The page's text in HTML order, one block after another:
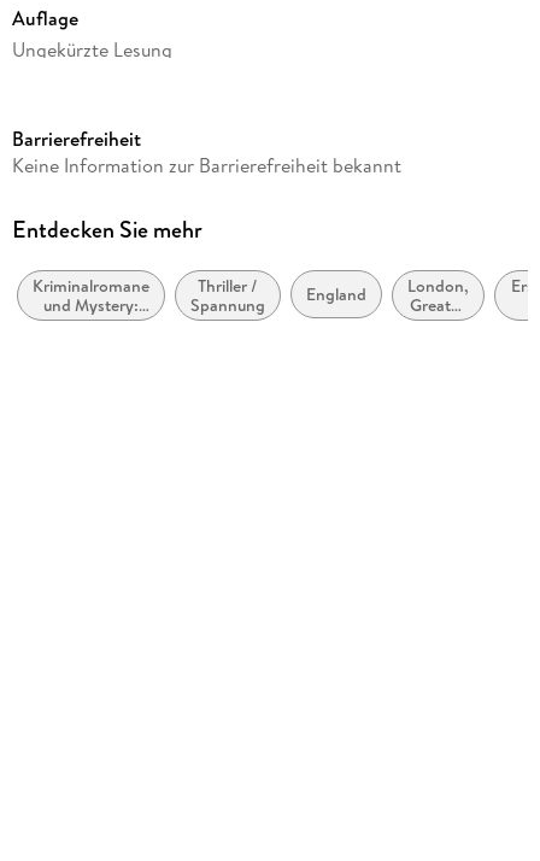
Auflage
Ungekürzte Lesung
Dateigröße
Laufzeit
Reihe
Hercule Poirot, 29
Barrierefreiheit
Keine Information zur Barrierefreiheit bekannt
Entdecken Sie mehr
Kriminalromane
und Mystery:
Cosy Mystery
Thriller /
Spannung
England
London,
Greater
London